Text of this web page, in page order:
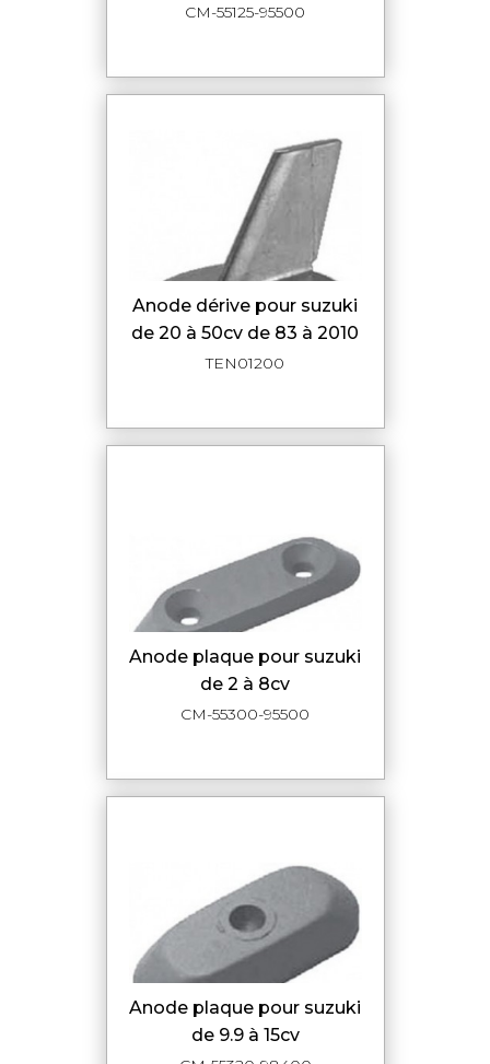
CM-55125-95500
anode dérive pour suzuki
de 20 à 50cv de 83 à 2010
TEN01200
anode plaque pour suzuki
de 2 à 8cv
CM-55300-95500
anode plaque pour suzuki
de 9.9 à 15cv